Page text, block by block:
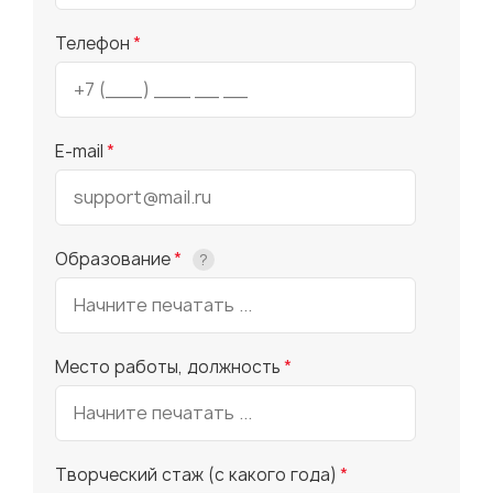
Телефон*
E-mail*
Образование* ?
Место работы, должность*
Творческий стаж (с какого года) *